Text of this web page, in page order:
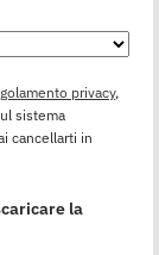
privacy,
sistema
cancellarti in
la